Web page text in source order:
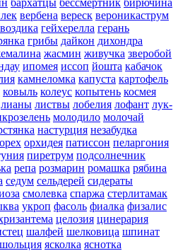
вербена вереск вероникаструм
гейхерелла герань
грибы дайкон дихондра
жасмин живучка зверобой
ипомея иссоп йошта кабачок
камнеломка капуста картофель
ковыль колеус копытень космея
лианы листвы лобелия лофант лук-
молодило молочай
настурция незабудка
орех орхидея патиссон пеларгония
пиретрум подсолнечник
репа розмарин ромашка рябина
седум сельдерей сидераты
смолевка спаржа стерлитамак
укроп фасоль фиалка физалис
целозия цинерария
шалфей шелковица шпинат
ясколка яснотка